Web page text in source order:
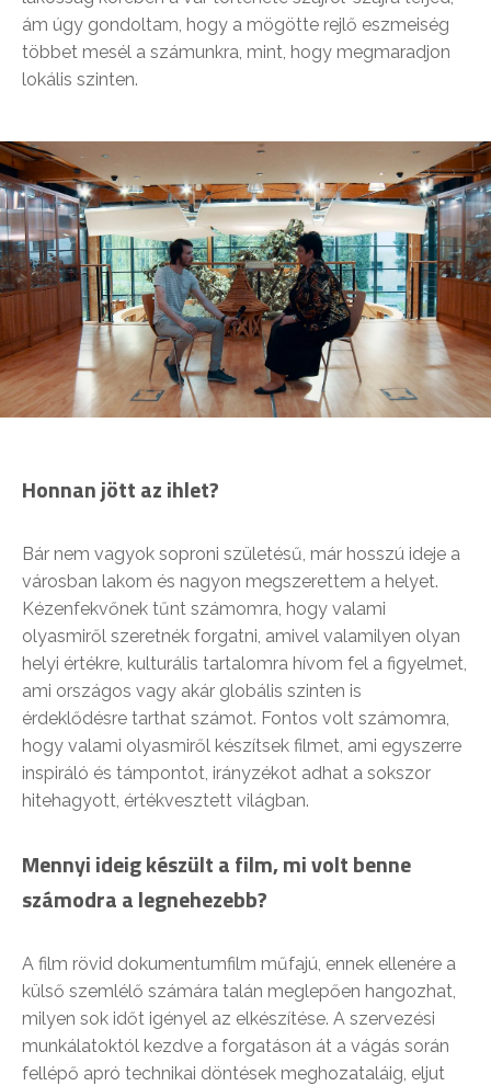
ám úgy gondoltam, hogy a mögötte rejlő eszmeiség
többet mesél a számunkra, mint, hogy megmaradjon
lokális szinten.
Honnan jött az ihlet?
Bár nem vagyok soproni születésű, már hosszú ideje a
városban lakom és nagyon megszerettem a helyet.
Kézenfekvőnek tűnt számomra, hogy valami
olyasmiről szeretnék forgatni, amivel valamilyen olyan
helyi értékre, kulturális tartalomra hívom fel a figyelmet,
ami országos vagy akár globális szinten is
érdeklődésre tarthat számot. Fontos volt számomra,
hogy valami olyasmiről készítsek filmet, ami egyszerre
inspiráló és támpontot, irányzékot adhat a sokszor
hitehagyott, értékvesztett világban.
Mennyi ideig készült a film, mi volt benne
számodra a legnehezebb?
A film rövid dokumentumfilm műfajú, ennek ellenére a
külső szemlélő számára talán meglepően hangozhat,
milyen sok időt igényel az elkészítése. A szervezési
munkálatoktól kezdve a forgatáson át a vágás során
fellépő apró technikai döntések meghozataláig, eljut